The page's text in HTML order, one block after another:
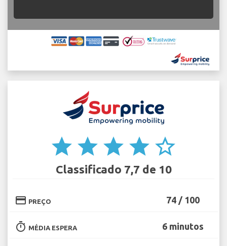
star star star star star_border
Classificado 7,7 de 10
credit_card PREÇO 74 / 100
timer MÉDIA ESPERA 6 minutos